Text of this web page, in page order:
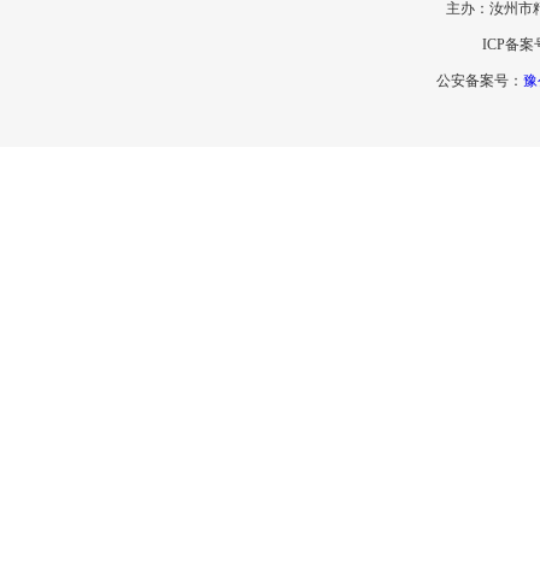
主办：汝州市
ICP备案
公安备案号：豫